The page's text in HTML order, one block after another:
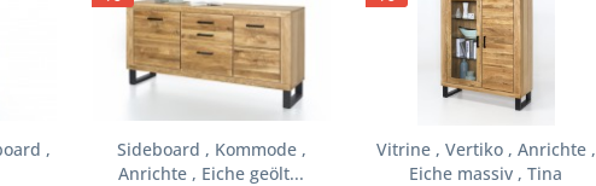
,
Sideboard , Kommode ,
Anrichte , Eiche geölt...
Vitrine , Vertiko , Anrichte ,
Eiche massiv , Tina